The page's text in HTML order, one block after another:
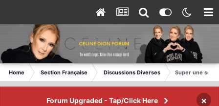
Home Section Française Discussions Diverses Super une
Forum Upgraded - Tap/Click Here ×